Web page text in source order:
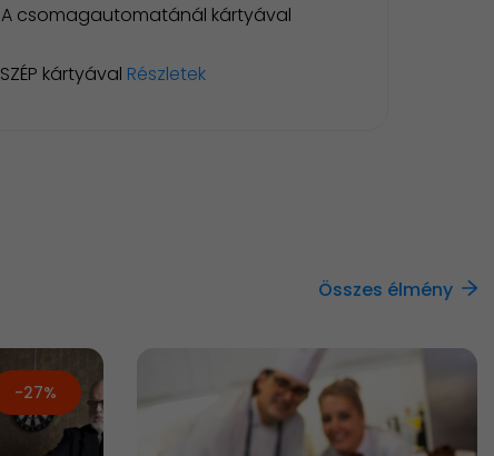
A csomagautomatánál kártyával
SZÉP kártyával Részletek
Összes élmény
-27%